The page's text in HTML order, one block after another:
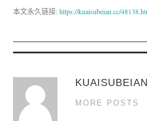
本文永久链接:https://kuaisubeian.cc/
KUAISUBEIAN
MORE POSTS